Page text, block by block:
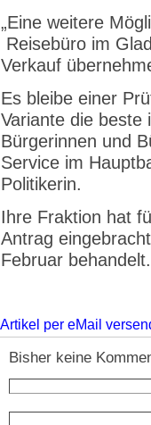
„Eine weitere
Reisebüro im
Verkauf
Es bleibe einer
Variante die beste
Bürgerinnen und
Service im
Politikerin.
Ihre Fraktion hat
Antrag
Februar behandelt.
Artikel per eMail
Bisher keine